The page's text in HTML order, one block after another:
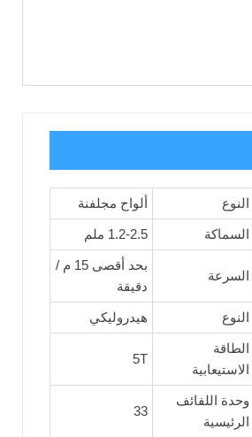
النوع ألواح مجلفنة
السماكة 1.2-2.5 ملم
السرعة
بحد أقصى 15 م /
دقيقة
النوع هيدروليكي
الطاقة
الاستيعابية
5T
وحدة اللفائف
الرئيسية
33